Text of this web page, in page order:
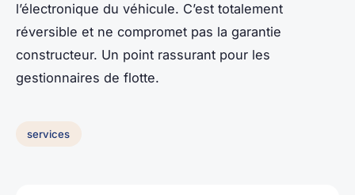
l’électronique du véhicule. C’est totalement
réversible et ne compromet pas la garantie
constructeur. Un point rassurant pour les
gestionnaires de flotte.
services